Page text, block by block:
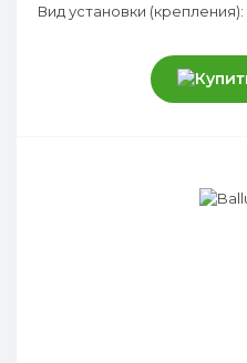
Вид установки (крепления):